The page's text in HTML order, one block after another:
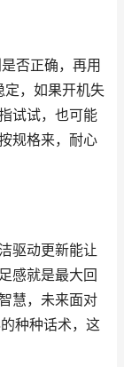
否正确，再用
，如果开机失
试试，也可能
规格来，耐心
驱动更新能让
感就是最大回
慧，未来面对
种种话术，这